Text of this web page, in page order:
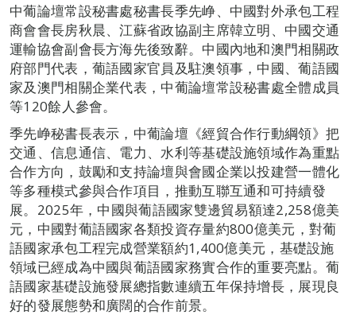
中葡論壇常設秘書處秘書長季先峥、中國對外承包工程
商會會長房秋晨、江蘇省政協副主席韓立明、中國交通
運輸協會副會長方海先後致辭。中國內地和澳門相關政
府部門代表，葡語國家官員及駐澳領事，中國、葡語國
家及澳門相關企業代表，中葡論壇常設秘書處全體成員
等120餘人參會。
季先峥秘書長表示，中葡論壇《經貿合作行動綱領》把
交通、信息通信、電力、水利等基礎設施領域作為重點
合作方向，鼓勵和支持論壇與會國企業以投建營一體化
等多種模式參與合作項目，推動互聯互通和可持續發
展。2025年，中國與葡語國家雙邊貿易額達2,258億美
元，中國對葡語國家各類投資存量約800億美元，對葡
語國家承包工程完成營業額約1,400億美元，基礎設施
領域已經成為中國與葡語國家務實合作的重要亮點。葡
語國家基礎設施發展總指數連續五年保持增長，展現良
好的發展態勢和廣闊的合作前景。